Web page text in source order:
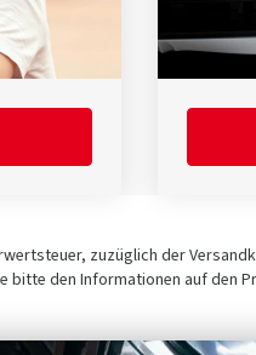
zuzüglich der
bitte den Informationen auf den